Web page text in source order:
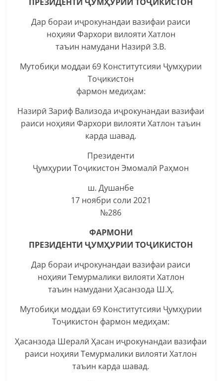
Дар бораи иҷрокунандаи вазифаи раиси
ноҳияи Фархори вилояти Хатлон
таъин намудани Назирӣ З.В.
Мутобиқи моддаи 69 Конститутсияи Ҷумҳурии
Тоҷикистон
фармон медиҳам:
Назирӣ Зариф Вализода иҷрокунандаи вазифаи
раиси ноҳияи Фархори вилояти Хатлон таъин
карда шавад.
Президенти
Ҷумҳурии Тоҷикистон Эмомалӣ Раҳмон
ш. Душанбе
17 ноябри соли 2021
№286
ФАРМОНИ
ПРЕЗИДЕНТИ ҶУМҲУРИИ ТОҶИКИСТОН
Дар бораи иҷрокунандаи вазифаи раиси
ноҳияи Темурмалики вилояти Хатлон
таъин намудани Ҳасанзода Ш.Ҳ.
Мутобиқи моддаи 69 Конститутсияи Ҷумҳурии
Тоҷикистон фармон медиҳам:
Ҳасанзода Шералӣ Ҳасан иҷрокунандаи вазифаи
раиси ноҳияи Темурмалики вилояти Хатлон
таъин карда шавад.